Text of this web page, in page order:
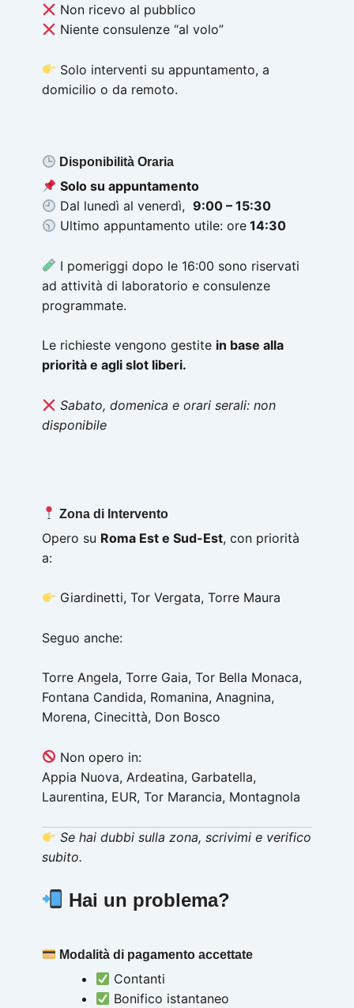
Non ricevo al pubblico
Niente consulenze “al volo”
Solo interventi su appuntamento, a
domicilio o da remoto.
Disponibilità Oraria
Solo su appuntamento
Dal lunedì al venerdì,9:00 – 15:30
Ultimo appuntamento utile: ore 14:30
I pomeriggi dopo le 16:00 sono riservati
ad attività di laboratorio e consulenze
programmate.
Le richieste vengono gestite in base alla
priorità e agli slot liberi.
Sabato, domenica e orari serali: non
disponibile
Zona di Intervento
Opero su Roma Est e Sud-Est, con priorità
a:
Giardinetti, Tor Vergata, Torre Maura
Seguo anche:
Torre Angela, Torre Gaia, Tor Bella Monaca,
Fontana Candida, Romanina, Anagnina,
Morena, Cinecittà, Don Bosco
Non opero in:
Appia Nuova, Ardeatina, Garbatella,
Laurentina, EUR, Tor Marancia, Montagnola
Se hai dubbi sulla zona, scrivimi e verifico
subito.
Hai un problema?
Modalità di pagamento accettate
Contanti
Bonifico istantaneo